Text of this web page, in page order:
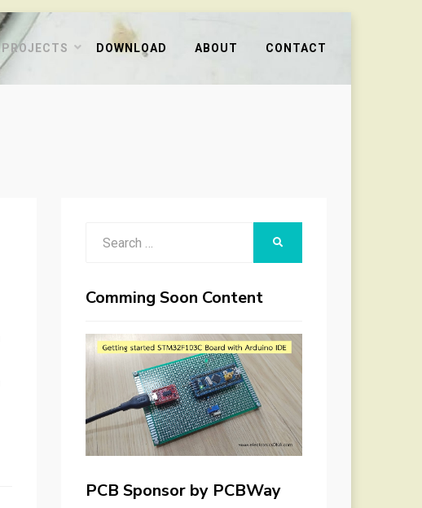
PROJECTS DOWNLOAD ABOUT CONTACT
Comming Soon Content
PCB Sponsor by PCBWay